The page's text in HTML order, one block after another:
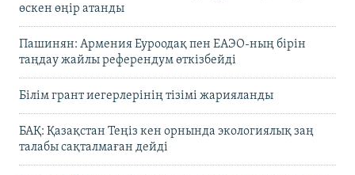
өскен өңір атанды
Пашинян: Армения Еуроодақ пен ЕАЭО-ның бірін
таңдау жайлы референдум өткізбейді
Білім грант иегерлерінің тізімі жарияланды
БАҚ: Қазақстан Теңіз кен орнында экологиялық заң
талабы сақталмаған дейді